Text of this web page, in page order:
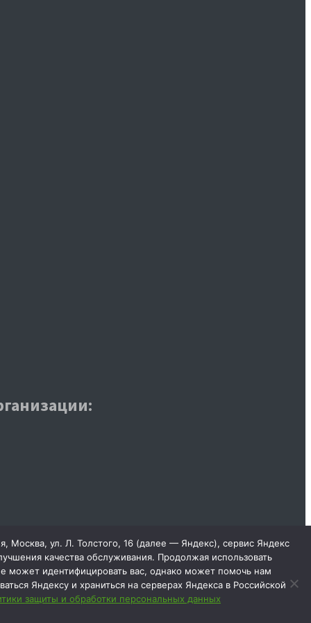
Москва, ул. Л. Толстого, 16 (далее — Яндекс), сервис Яндекс
качества обслуживания. Продолжая использовать
может идентифицировать вас, однако может помочь нам
Яндексу и храниться на серверах Яндекса в Российской
защиты и обработки персональных данных